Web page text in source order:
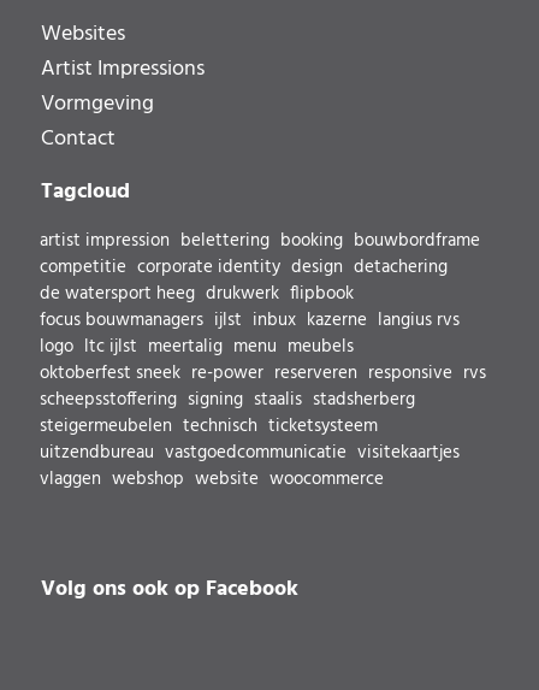
Websites
Artist Impressions
Vormgeving
Contact
Tagcloud
artist impression belettering booking bouwbordframe
competitie corporate identity design detachering
de watersport heeg drukwerk flipbook
focus bouwmanagers ijlst inbux kazerne langius rvs
logo ltc ijlst meertalig menu meubels
oktoberfest sneek re-power reserveren responsive rvs
scheepsstoffering signing staalis stadsherberg
steigermeubelen technisch ticketsysteem
uitzendbureau vastgoedcommunicatie visitekaartjes
vlaggen webshop website woocommerce
Volg ons ook op Facebook